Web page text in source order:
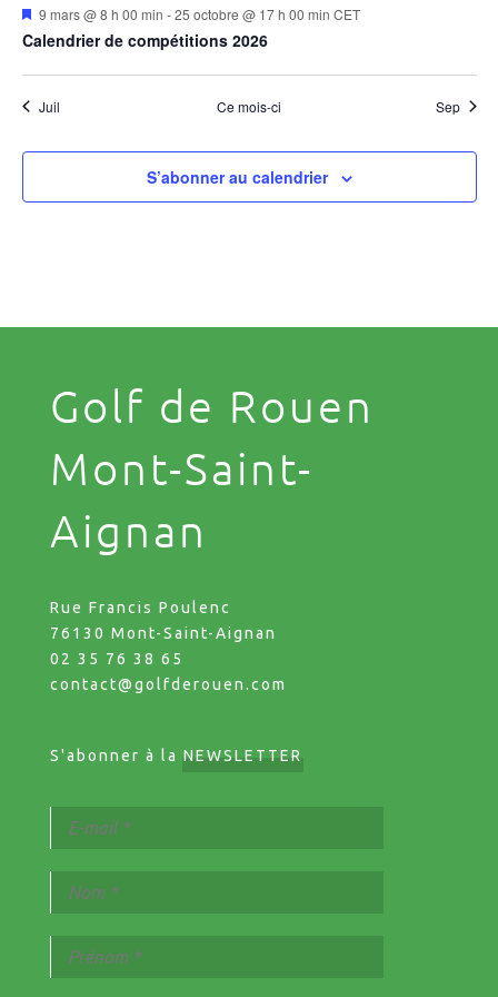
Mis
avant
9 mars @ 8 h 00 min -25 octobre @ 17 h 00 min CET
Calendrier de compétitions 2026
Juil Ce mois-ci Sep
S’abonner au calendrier
Golf de Rouen
Mont-Saint-
Aignan
Rue Francis Poulenc
76130 Mont-Saint-Aignan
02 35 76 38 65
contact@golfderouen.com
S'abonner à la NEWSLETTER